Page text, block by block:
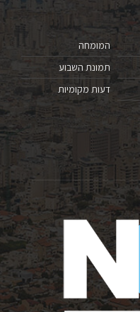
המומחה
תמונת השבוע
דעות מקומיות